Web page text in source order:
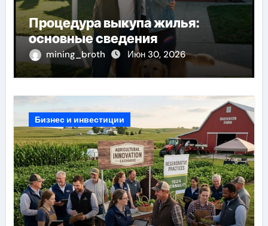
Процедура выкупа жилья:
основные сведения
mining_broth Июн 30, 2026
Бизнес и инвестиции